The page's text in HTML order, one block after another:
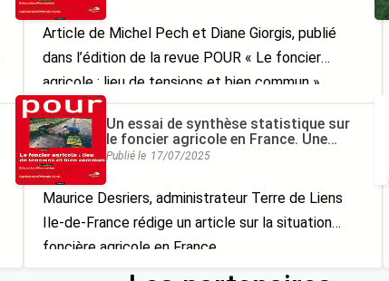
Article de Michel Pech et Diane Giorgis, publié
dans l’édition de la revue POUR « Le foncier
agricole : lieu de tensions et bien commun »
(2013/4, n°220), qui regroupe des articles et
réflexions sur le foncier agricole
Un essai de synthèse statistique sur
le foncier agricole en France. Une
situation de plus en plus complexe
Publié le 17/07/2025
Maurice Desriers, administrateur Terre de Liens
Ile-de-France rédige un article sur la situation
foncière agricole en France